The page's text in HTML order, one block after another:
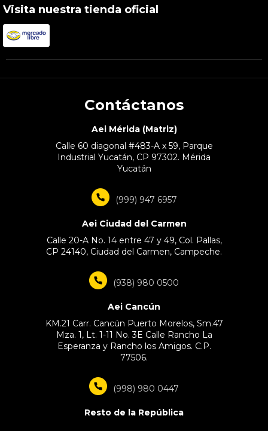
Visita nuestra tienda oficial
Contáctanos
Aei Mérida (Matriz)
Calle 60 diagonal #483-A x 59, Parque
Industrial Yucatán, CP 97302. Mérida
Yucatán
(999) 947 6957
Aei Ciudad del Carmen
Calle 20-A No. 14 entre 47 y 49, Col. Pallas,
CP 24140, Ciudad del Carmen, Campeche.
(938) 980 0500
Aei Cancún
KM.21 Carr. Cancún Puerto Morelos, Sm.47
Mza. 1, Lt. 1-11 No. 3E Calle Rancho La
Esperanza y Rancho los Amigos. C.P.
77506.
(998) 980 0447
Resto de la República